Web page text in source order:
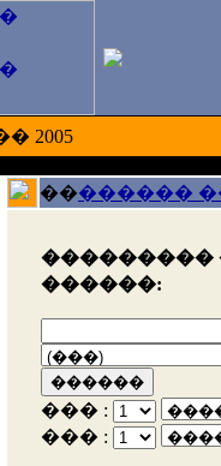
2005
��������
���������
������:
��� :
��� :